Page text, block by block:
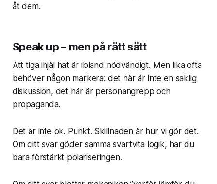
åt dem.
Speak up – men på rätt sätt
Att tiga ihjäl hat är ibland nödvändigt. Men lika ofta
behöver någon markera: det här är inte en saklig
diskussion, det här är personangrepp och
propaganda.
Det är inte ok. Punkt. Skillnaden är hur vi gör det.
Om ditt svar göder samma svartvita logik, har du
bara förstärkt polariseringen.